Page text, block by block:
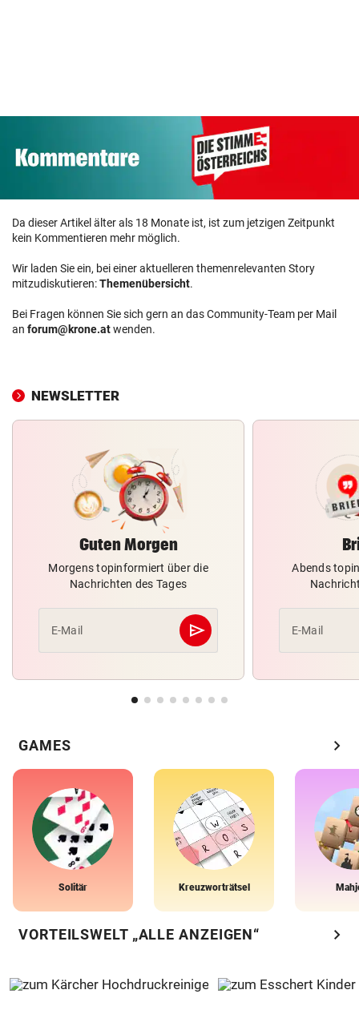
Da dieser Artikel älter als 18 Monate ist, ist zum jetzigen Zeitpunkt
kein Kommentieren mehr möglich.
Wir laden Sie ein, bei einer aktuelleren themenrelevanten Story
mitzudiskutieren:Themenübersicht.
Bei Fragen können Sie sich gern an das Community-Team per Mail
an forum@krone.atwenden.
NEWSLETTER
Guten Morgen
Morgens topinformiert über die
Nachrichten des Tages
E-Mail send
Abschicken
Abends
E-Mail
GAMES chevron_right
Solitär Kreuzworträtsel
VORTEILSWELT „ALLE ANZEIGEN“ chevron_right